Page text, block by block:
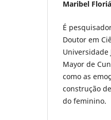
Maribel
É
Doutor em
Universidade
Mayor de
como as
construção
do feminino.